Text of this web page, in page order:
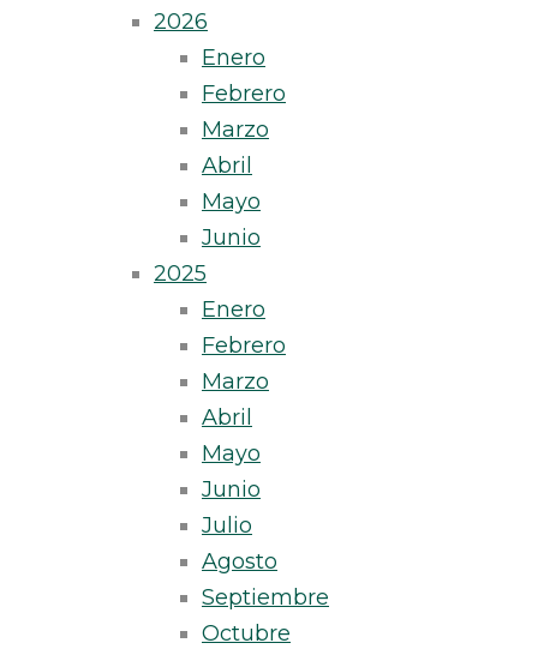
2026
Enero
Febrero
Marzo
Abril
Mayo
Junio
2025
Enero
Febrero
Marzo
Abril
Mayo
Junio
Julio
Agosto
Septiembre
Octubre